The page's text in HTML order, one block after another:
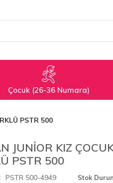
Çocuk (26-36 Numara)
PSTR 500
JUNİOR KIZ
PSTR 500
PSTR 500-4949 Stok